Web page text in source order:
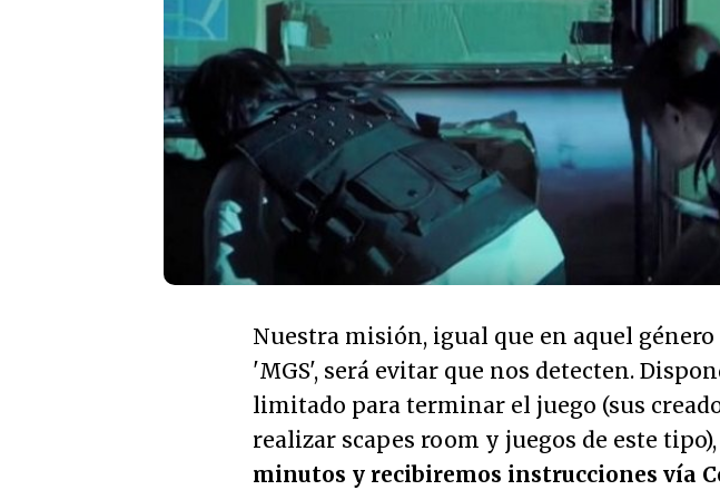
Nuestra misión, igual que en aquel
'MGS', será evitar que nos detecten.
limitado para terminar el juego (sus
realizar scapes room y juegos de este tipo),
minutos y recibiremos instrucciones vía